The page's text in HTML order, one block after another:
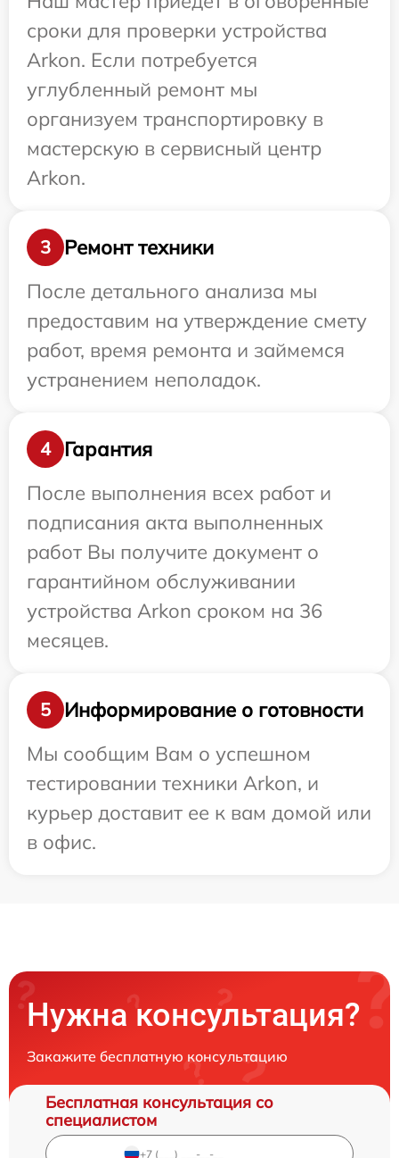
сроки для проверки устройства
Arkon. Если потребуется
углубленный ремонт мы
организуем транспортировку в
мастерскую в сервисный центр
Arkon.
3
Ремонт техники
После детального анализа мы
предоставим на утверждение смету
работ, время ремонта и займемся
устранением неполадок.
4
Гарантия
После выполнения всех работ и
подписания акта выполненных
работ Вы получите документ о
гарантийном обслуживании
устройства Arkon сроком на 36
месяцев.
5
Информирование о готовности
Мы сообщим Вам о успешном
тестировании техники Arkon, и
курьер доставит ее к вам домой или
в офис.
Нужна консультация?
Закажите бесплатную консультацию
Бесплатная консультация со
специалистом